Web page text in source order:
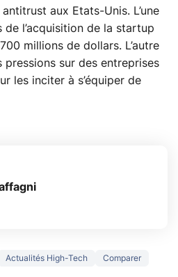
aux Etats-Unis. L’une
l’acquisition de la startup
millions de dollars. L’autre
pressions sur des entreprises
les inciter à s’équiper de
Actualités High-Tech Comparer
Ce que vous